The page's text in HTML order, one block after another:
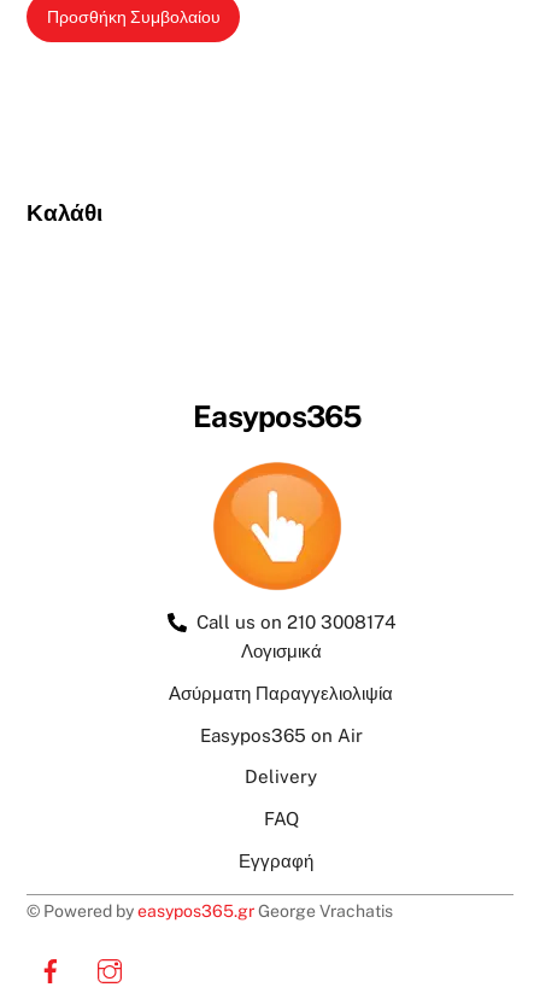
Προσθήκη Συμβολαίου
Καλάθι
Easypos365
Call us on 210 3008174
Λογισμικά
Ασύρματη Παραγγελιολιψία
Easypos365 on Air
Delivery
FAQ
Εγγραφή
© Powered byeasypos365.grGeorge Vrachatis
Facebook